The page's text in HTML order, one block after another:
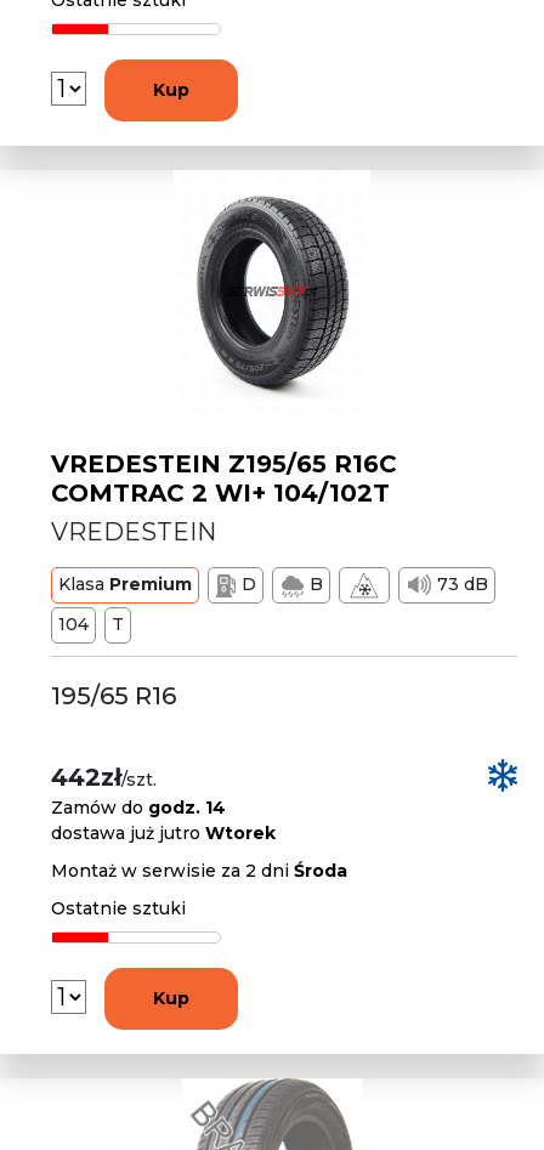
Kup
VREDESTEIN Z195/65 R16C
COMTRAC 2 WI+ 104/102T
VREDESTEIN
Klasa Premium D B
73 dB
104
T
195/65 R16
442zł/szt.
Zamów do godz. 14
dostawa już jutroWtorek
Montaż w serwisie za 2 dniŚroda
Ostatnie sztuki
Kup